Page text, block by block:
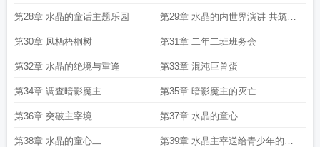
第28章 水晶的童话主题乐园 第29章 水晶的内世界演讲 共筑和
谐家园
第30章 凤栖梧桐树 第31章 二年二班班务会
第32章 水晶的绝境与重逢 第33章 混沌巨兽蛋
第34章 调查暗影魔主 第35章 暗影魔主的灭亡
第36章 突破主宰境 第37章 水晶的童心
第38章 水晶的童心二 第39章 水晶主宰送给青少年的演